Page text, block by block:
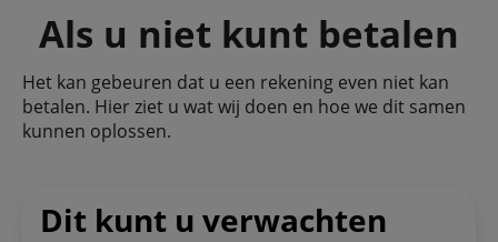
Als u niet kunt betalen
Het kan gebeuren dat u een rekening even niet kan
betalen. Hier ziet u wat wij doen en hoe we dit samen
kunnen oplossen.
Dit kunt u verwachten